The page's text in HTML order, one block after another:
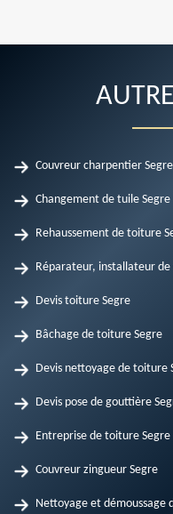
Couvreur charpentier Segre
Changement de tuile Segre
Rehaussement de toiture
Réparateur, installateur de
Devis toiture Segre
Bâchage de toiture Segre
Devis nettoyage de toiture
Devis pose de gouttière
Entreprise de toiture Segre
Couvreur zingueur Segre
Nettoyage et démoussage